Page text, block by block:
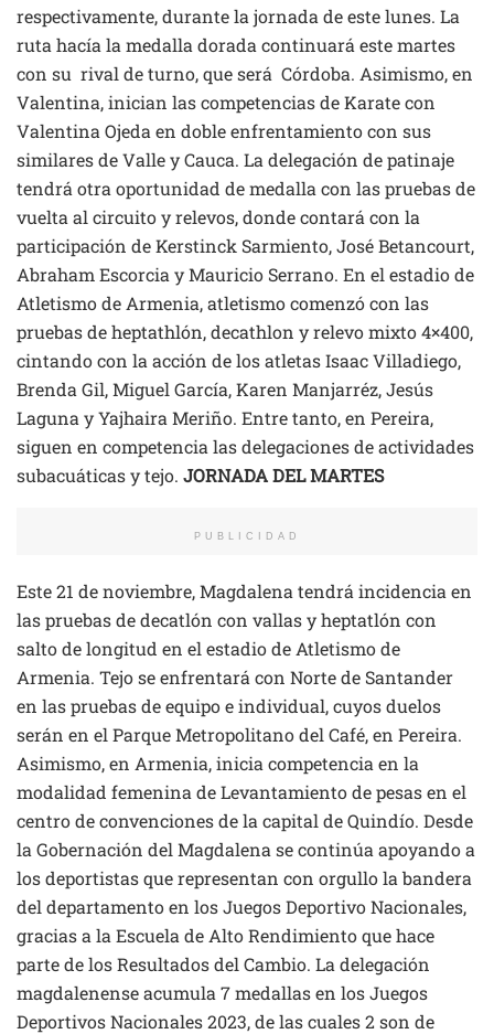
respectivamente, durante la jornada de este lunes. La
ruta hacía la medalla dorada continuará este martes
con su rival de turno, que será Córdoba. Asimismo, en
Valentina, inician las competencias de Karate con
Valentina Ojeda en doble enfrentamiento con sus
similares de Valle y Cauca. La delegación de patinaje
tendrá otra oportunidad de medalla con las pruebas de
vuelta al circuito y relevos, donde contará con la
participación de Kerstinck Sarmiento, José Betancourt,
Abraham Escorcia y Mauricio Serrano. En el estadio de
Atletismo de Armenia, atletismo comenzó con las
pruebas de heptathlón, decathlon y relevo mixto 4×400,
cintando con la acción de los atletas Isaac Villadiego,
Brenda Gil, Miguel García, Karen Manjarréz, Jesús
Laguna y Yajhaira Meriño. Entre tanto, en Pereira,
siguen en competencia las delegaciones de actividades
subacuáticas y tejo. JORNADA DEL MARTES
PUBLICIDAD
Este 21 de noviembre, Magdalena tendrá incidencia en
las pruebas de decatlón con vallas y heptatlón con
salto de longitud en el estadio de Atletismo de
Armenia. Tejo se enfrentará con Norte de Santander
en las pruebas de equipo e individual, cuyos duelos
serán en el Parque Metropolitano del Café, en Pereira.
Asimismo, en Armenia, inicia competencia en la
modalidad femenina de Levantamiento de pesas en el
centro de convenciones de la capital de Quindío. Desde
la Gobernación del Magdalena se continúa apoyando a
los deportistas que representan con orgullo la bandera
del departamento en los Juegos Deportivo Nacionales,
gracias a la Escuela de Alto Rendimiento que hace
parte de los Resultados del Cambio. La delegación
magdalenense acumula 7 medallas en los Juegos
Deportivos Nacionales 2023, de las cuales 2 son de